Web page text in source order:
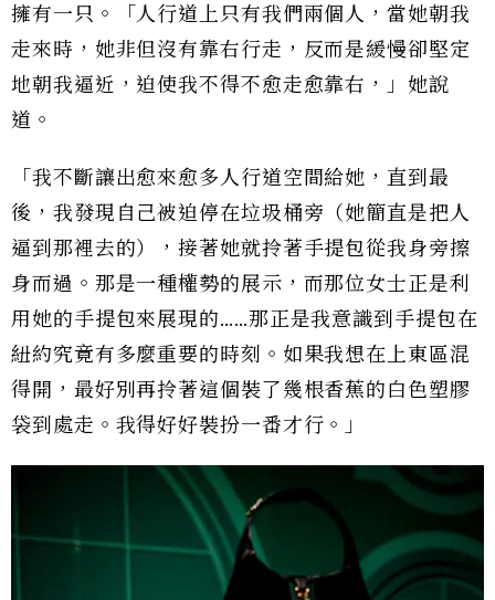
擁有一只。「人行道上只有我們兩個人，當她朝我
走來時，她非但沒有靠右行走，反而是緩慢卻堅定
地朝我逼近，迫使我不得不愈走愈靠右，」她說
道。
「我不斷讓出愈來愈多人行道空間給她，直到最
後，我發現自己被迫停在垃圾桶旁（她簡直是把人
逼到那裡去的），接著她就拎著手提包從我身旁擦
身而過。那是一種權勢的展示，而那位女士正是利
用她的手提包來展現的……那正是我意識到手提包在
紐約究竟有多麼重要的時刻。如果我想在上東區混
得開，最好別再拎著這個裝了幾根香蕉的白色塑膠
袋到處走。我得好好裝扮一番才行。」